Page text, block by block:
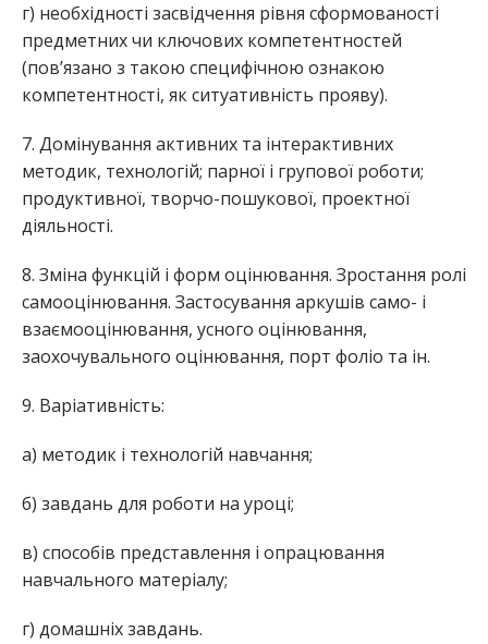
г) необхідності засвідчення рівня сформованості
предметних чи ключових компетентностей
(пов’язано з такою специфічною ознакою
компетентності, як ситуативність прояву).
7. Домінування активних та інтерактивних
методик, технологій; парної і групової роботи;
продуктивної, творчо-пошукової, проектної
діяльності.
8. Зміна функцій і форм оцінювання. Зростання ролі
самооцінювання. Застосування аркушів само- і
взаємооцінювання, усного оцінювання,
заохочувального оцінювання, порт фоліо та ін.
9. Варіативність:
а) методик і технологій навчання;
б) завдань для роботи на уроці;
в) способів представлення і опрацювання
навчального матеріалу;
г) домашніх завдань.